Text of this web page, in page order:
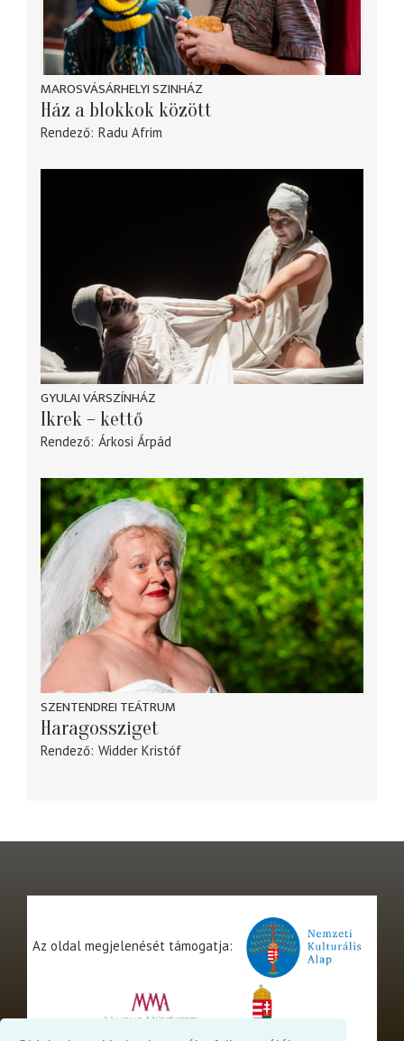
MAROSVÁSÁRHELYI SZINHÁZ
Ház a blokkok között
Rendező Radu Afrim
GYULAI VÁRSZÍNHÁZ
Ikrek – kettő
Rendező Árkosi Árpád
SZENTENDREI TEÁTRUM
Haragossziget
Rendező Widder Kristóf
Az oldal megjelenését támogatja: